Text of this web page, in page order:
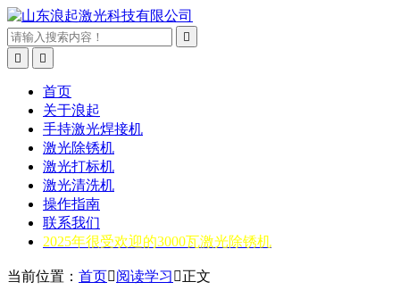



首页
关于浪起
手持激光焊接机
激光除锈机
激光打标机
激光清洗机
操作指南
联系我们
2025年很受欢迎的3000瓦激光除锈机
当前位置： 首页阅读学习 正文